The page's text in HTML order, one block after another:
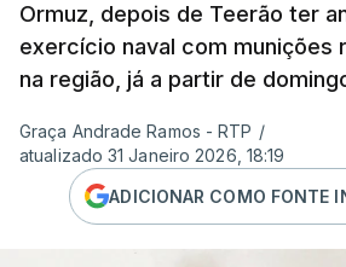
Ormuz, depois de Teerão ter
exercício naval com munições
na região, já a partir de
Graça Andrade Ramos - RTP /
atualizado 31 Janeiro 2026, 18:19
ADICIONAR COMO FONTE